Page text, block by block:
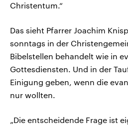
Christentum.“
Das sieht Pfarrer Joachim
sonntags in der
Bibelstellen behandelt wie in
Gottesdiensten. Und in der
Einigung geben, wenn die
nur wollten.
„Die entscheidende Frage ist